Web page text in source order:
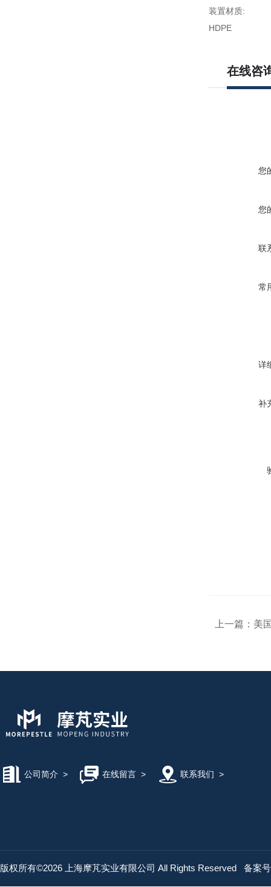
装置材质:
HDPE
在线咨
您
您
联
常
详
补
上一篇： 美
公司简介 > 在线留言> 联系我们 >
版权所有©2026 上海摩芃实业有限公司 All Rights Reserved 备案